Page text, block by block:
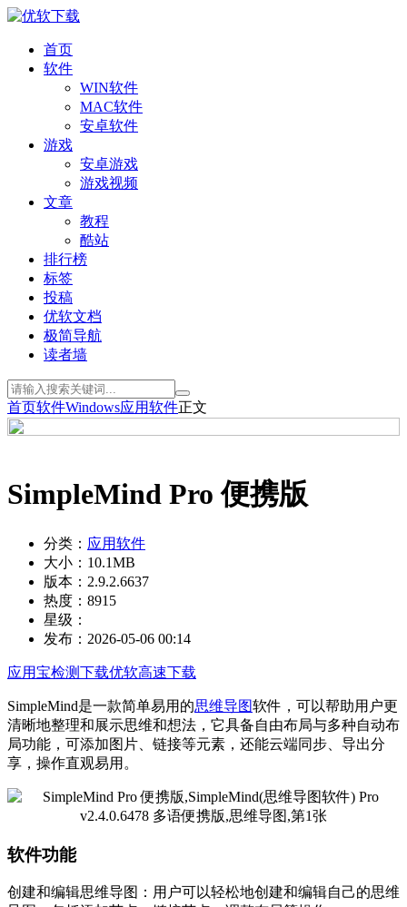
首页
软件
WIN软件
MAC软件
安卓软件
游戏
安卓游戏
游戏视频
文章
教程
酷站
排行榜
标签
投稿
优软文档
极简导航
读者墙
首页软件Windows应用软件正文
SimpleMind Pro 便携版
分类： 应用软件
大小： 10.1MB
版本： 2.9.2.6637
热度： 8915
星级：
发布： 2026-05-06 00:14
应用宝检测下载优软高速下载
SimpleMind是一款简单易用的思维导图软件，可以帮助用户更
清晰地整理和展示思维和想法，它具备自由布局与多种自动布
局功能，可添加图片、链接等元素，还能云端同步、导出分
享，操作直观易用。
软件功能
创建和编辑思维导图：用户可以轻松地创建和编辑自己的思维